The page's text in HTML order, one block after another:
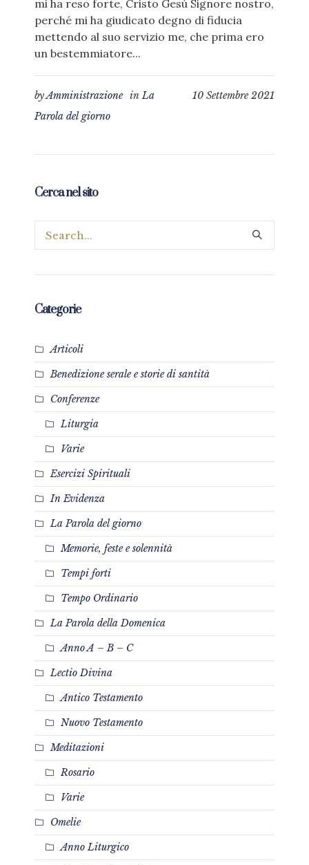
mi ha reso forte, Cristo Gesù Signore nostro,
perché mi ha giudicato degno di fiducia
mettendo al suo servizio me, che prima ero
un bestemmiatore...
10 Settembre 2021
byAmministrazione inLa
Parola del giorno
Cerca nel sito
Categorie
Articoli
Benedizione serale e storie di santità
Conferenze
Liturgia
Varie
Esercizi Spirituali
In Evidenza
La Parola del giorno
Memorie, feste e solennità
Tempi forti
Tempo Ordinario
La Parola della Domenica
Anno A – B – C
Lectio Divina
Antico Testamento
Nuovo Testamento
Meditazioni
Rosario
Varie
Omelie
Anno Liturgico